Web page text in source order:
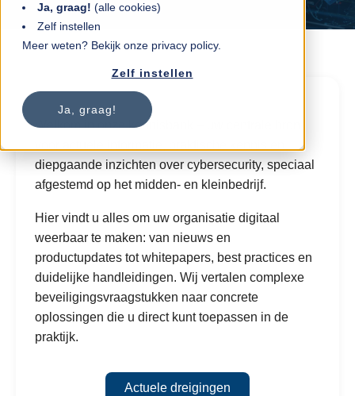
Ja, graag! (alle cookies)
Zelf instellen
Meer weten? Bekijk onze privacy policy.
Zelf instellen
Ja, graag!
Welkom in onze kennisbank – uw centrale bron
diepgaande inzichten over cybersecurity, speciaal
afgestemd op het midden- en kleinbedrijf.
Hier vindt u alles om uw organisatie digitaal
weerbaar te maken: van nieuws en
productupdates tot whitepapers, best practices en
duidelijke handleidingen. Wij vertalen complexe
beveiligingsvraagstukken naar concrete
oplossingen die u direct kunt toepassen in de
praktijk.
Actuele dreigingen